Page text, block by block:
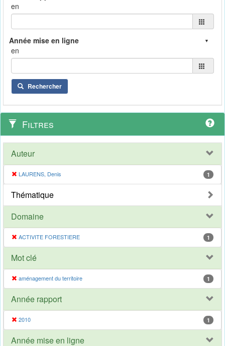
en
en
Rechercher
Filtres
Auteur
LAURENS, Denis 1
Thématique
Domaine
ACTIVITE FORESTIERE 1
Mot clé
aménagement du territoire 1
Année rapport
2010 1
Année mise en ligne